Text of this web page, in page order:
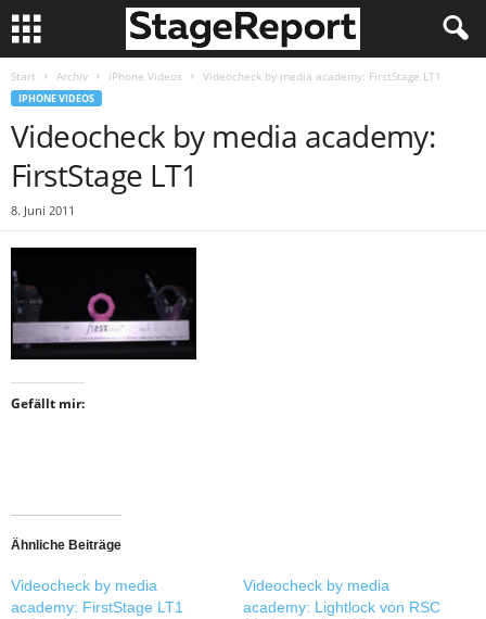
Start Archiv iPhone Videos Videocheck by media academy: FirstStage LT1
IPHONE VIDEOS
Videocheck by media academy:
FirstStage LT1
8. Juni 2011
Gefällt mir:
Ähnliche Beiträge
Videocheck by media
academy: FirstStage LT1
Videocheck by media
academy: Lightlock von RSC